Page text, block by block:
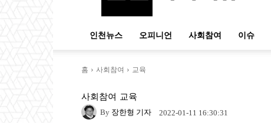
인천뉴스 오피니언 사회참여 이슈
홈 사회참여 교육
사회참여 교육
By 장한형 기자 2022-01-11 16:30:31